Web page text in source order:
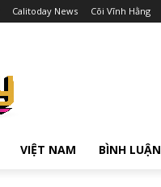
Calitoday News Cõi Vĩnh Hằng
VIỆT NAM BÌNH LUẬN